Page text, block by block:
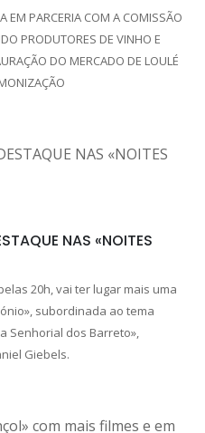
EM PARCERIA COM A COMISSÃO
PRODUTORES DE VINHO E
DO MERCADO DE LOULÉ
NAS «NOITES
20h, vai ter lugar mais uma
subordinada ao tema
Senhorial dos Barreto»,
Giebels.